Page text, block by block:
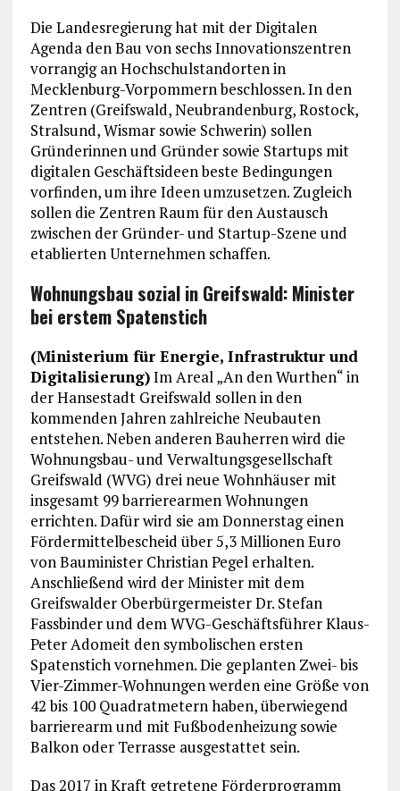
Die Landesregierung hat mit der Digitalen
Agenda den Bau von sechs Innovationszentren
vorrangig an Hochschulstandorten in
Mecklenburg-Vorpommern beschlossen. In den
Zentren (Greifswald, Neubrandenburg, Rostock,
Stralsund, Wismar sowie Schwerin) sollen
Gründerinnen und Gründer sowie Startups mit
digitalen Geschäftsideen beste Bedingungen
vorfinden, um ihre Ideen umzusetzen. Zugleich
sollen die Zentren Raum für den Austausch
zwischen der Gründer- und Startup-Szene und
etablierten Unternehmen schaffen.
Wohnungsbau sozial in Greifswald: Minister
bei erstem Spatenstich
(Ministerium für Energie, Infrastruktur und
Digitalisierung)Im Areal „An den Wurthen“ in
der Hansestadt Greifswald sollen in den
kommenden Jahren zahlreiche Neubauten
entstehen. Neben anderen Bauherren wird die
Wohnungsbau- und Verwaltungsgesellschaft
Greifswald (WVG) drei neue Wohnhäuser mit
insgesamt 99 barrierearmen Wohnungen
errichten. Dafür wird sie am Donnerstag einen
Fördermittelbescheid über 5,3 Millionen Euro
von Bauminister Christian Pegel erhalten.
Anschließend wird der Minister mit dem
Greifswalder Oberbürgermeister Dr. Stefan
Fassbinder und dem WVG-Geschäftsführer Klaus-
Peter Adomeit den symbolischen ersten
Spatenstich vornehmen. Die geplanten Zwei- bis
Vier-Zimmer-Wohnungen werden eine Größe von
42 bis 100 Quadratmetern haben, überwiegend
barrierearm und mit Fußbodenheizung sowie
Balkon oder Terrasse ausgestattet sein.
Das 2017 in Kraft getretene Förderprogramm